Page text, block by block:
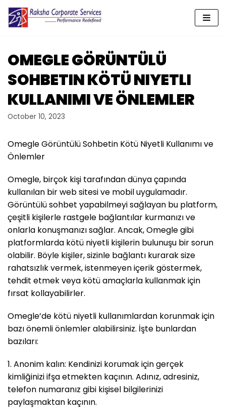
Skip
content
OMEGLE GÖRÜNTÜLÜ
SOHBETIN KÖTÜ NIYETLI
KULLANIMI VE ÖNLEMLER
October 10, 2023
Omegle Görüntülü Sohbetin Kötü Niyetli Kullanımı ve
Önlemler
Omegle, birçok kişi tarafından dünya çapında
kullanılan bir web sitesi ve mobil uygulamadır.
Görüntülü sohbet yapabilmeyi sağlayan bu platform,
çeşitli kişilerle rastgele bağlantılar kurmanızı ve
onlarla konuşmanızı sağlar. Ancak, Omegle gibi
platformlarda kötü niyetli kişilerin bulunuşu bir sorun
olabilir. Böyle kişiler, sizinle bağlantı kurarak size
rahatsızlık vermek, istenmeyen içerik göstermek,
tehdit etmek veya kötü amaçlarla kullanmak için
fırsat kollayabilirler.
Omegle’de kötü niyetli kullanımlardan korunmak için
bazı önemli önlemler alabilirsiniz. İşte bunlardan
bazıları:
1. Anonim kalın: Kendinizi korumak için gerçek
kimliğinizi ifşa etmekten kaçının. Adınız, adresiniz,
telefon numaranız gibi kişisel bilgilerinizi
paylaşmaktan kaçının.